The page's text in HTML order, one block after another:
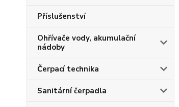
Příslušenství
Ohřívače vody, akumulační
nádoby
Čerpací technika
Sanitární čerpadla